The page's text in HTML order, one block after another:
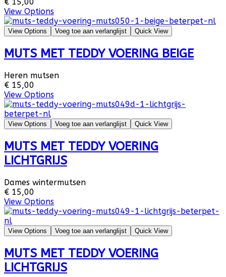
View Options
View Options Voeg toe aan verlanglijst Quick View
MUTS MET TEDDY VOERING BEIGE
Heren mutsen
€ 15,00
View Options
View Options Voeg toe aan verlanglijst Quick View
MUTS MET TEDDY VOERING
LICHTGRIJS
Dames wintermutsen
€ 15,00
View Options
View Options Voeg toe aan verlanglijst Quick View
MUTS MET TEDDY VOERING
LICHTGRIJS